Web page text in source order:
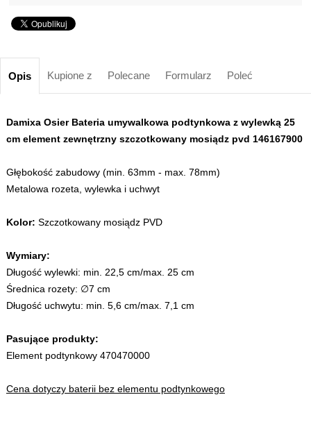
Opis Kupione z Polecane Formularz Poleć
Damixa Osier Bateria umywalkowa podtynkowa z wylewką 25
cm element zewnętrzny szczotkowany mosiądz pvd 146167900
Głębokość zabudowy (min. 63mm - max. 78mm)
Metalowa rozeta, wylewka i uchwyt
Kolor: Szczotkowany mosiądz PVD
Wymiary:
Długość wylewki: min. 22,5 cm/max. 25 cm
Średnica rozety: ∅7 cm
Długość uchwytu: min. 5,6 cm/max. 7,1 cm
Pasujące produkty:
Element podtynkowy 470470000
Cena dotyczy baterii bez elementu podtynkowego